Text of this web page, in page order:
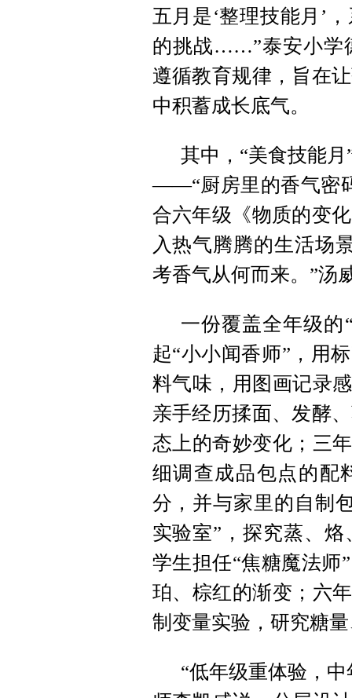
五月是‘整理技能月’
的挑战……”泰安小学
遵循教育规律，旨在
中积蓄成长底气。
其中，“美食技能
——“厨房里的香气密
合六年级《物质的变
入热气腾腾的生活场
考香气从何而来。”汤
一份覆盖全年级的
起“小小闻香师”，用
料气味，用图画记录
亲手经历揉面、发酵
态上的奇妙变化；三
细调查成品包点的配
分，并与家里的自制
实验室”，探究蒸、
学生担任“焦糖魔法师
珀、棕红的渐变；六
制变量实验，研究糖
“低年级重体验，